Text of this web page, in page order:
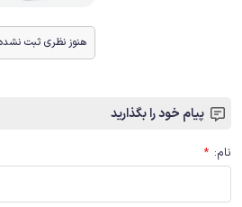
هنوز نظری ثبت
پیام خود را بگذارید
نام:
*